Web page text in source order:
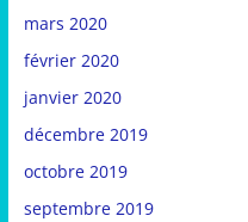
mars 2020
février 2020
janvier 2020
décembre 2019
octobre 2019
septembre 2019